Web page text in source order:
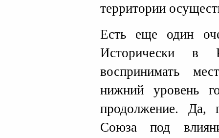
территории
Есть еще один
Исторически в
воспринимать
нижний уровень
продолжение. Да,
Союза под